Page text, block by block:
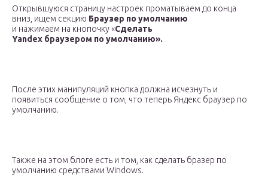
Открывшуюся страницу настроек проматываем до конца
вниз, ищем секцию Браузер по умолчанию
и нажимаем на кнопочку «Сделать
Yandex браузером по умолчанию».
После этих манипуляций кнопка должна исчезнуть и
появиться сообщение о том, что теперь Яндекс браузер по
умолчанию.
Также на этом блоге есть и том, как сделать бразер по
умолчанию средствами Windows.